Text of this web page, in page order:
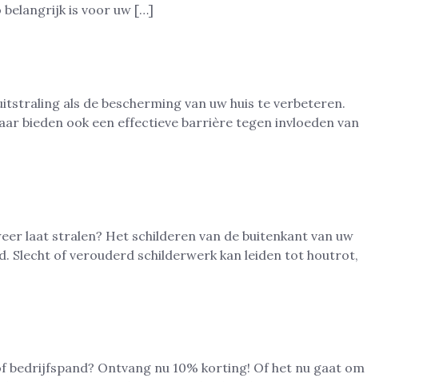
belangrijk is voor uw […]
als de bescherming van uw huis te verbeteren.
bieden ook een effectieve barrière tegen invloeden van
laat stralen? Het schilderen van de buitenkant van uw
Slecht of verouderd schilderwerk kan leiden tot houtrot,
Ontvang nu 10% korting! Of het nu gaat om